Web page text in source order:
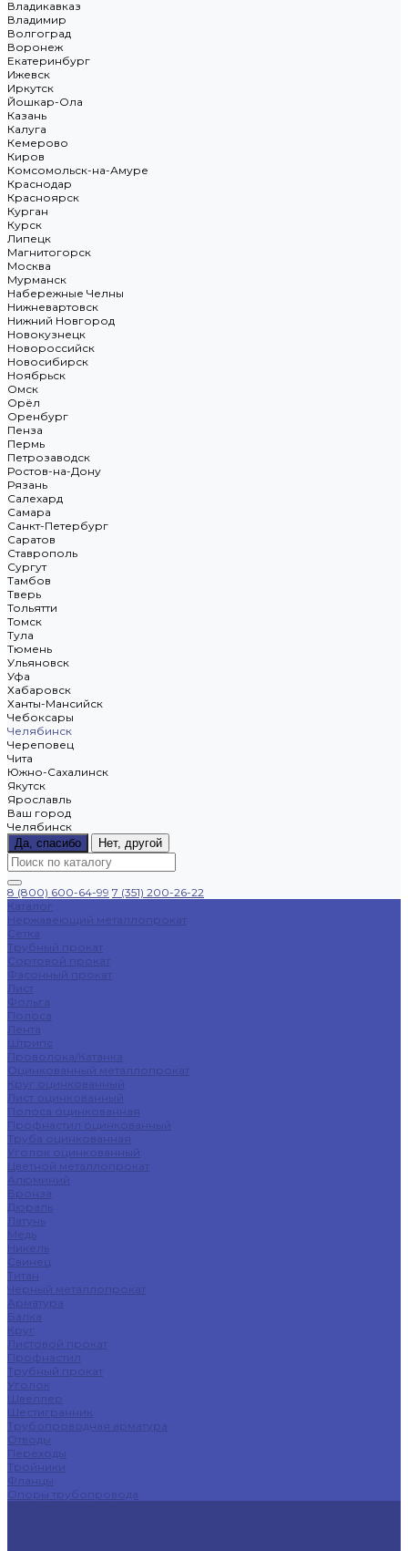
Владикавказ
Владимир
Волгоград
Воронеж
Екатеринбург
Ижевск
Иркутск
Йошкар-Ола
Казань
Калуга
Кемерово
Киров
Комсомольск-на-Амуре
Краснодар
Красноярск
Курган
Курск
Липецк
Магнитогорск
Москва
Мурманск
Набережные Челны
Нижневартовск
Нижний Новгород
Новокузнецк
Новороссийск
Новосибирск
Ноябрьск
Омск
Орёл
Оренбург
Пенза
Пермь
Петрозаводск
Ростов-на-Дону
Рязань
Салехард
Самара
Санкт-Петербург
Саратов
Ставрополь
Сургут
Тамбов
Тверь
Тольятти
Томск
Тула
Тюмень
Ульяновск
Уфа
Хабаровск
Ханты-Мансийск
Чебоксары
Челябинск
Череповец
Чита
Южно-Сахалинск
Якутск
Ярославль
Ваш город
Челябинск
Да, спасибо
Нет, другой
8 (800) 600-64-99 7 (351) 200-26-22
Каталог
Нержавеющий металлопрокат
Сетка
Трубный прокат
Сортовой прокат
Фасонный прокат
Лист
Фольга
Полоса
Лента
Штрипс
Проволока/Катанка
Оцинкованный металлопрокат
Круг оцинкованный
Лист оцинкованный
Полоса оцинкованная
Профнастил оцинкованный
Труба оцинкованная
Уголок оцинкованный
Цветной металлопрокат
Алюминий
Бронза
Дюраль
Латунь
Медь
Никель
Свинец
Титан
Черный металлопрокат
Арматура
Балка
Круг
Листовой прокат
Профнастил
Трубный прокат
Уголок
Швеллер
Шестигранник
Трубопроводная арматура
Отводы
Переходы
Тройники
Фланцы
Опоры трубопровода